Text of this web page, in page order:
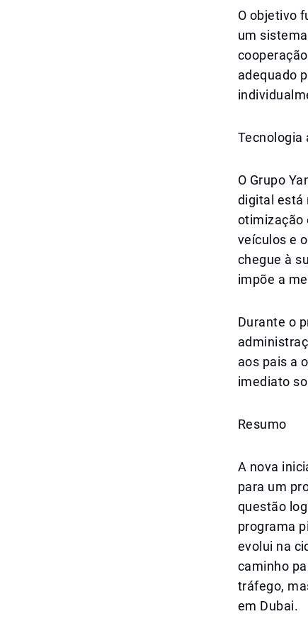
O objetivo
um
adequado
Tecnologia
O Grupo
digital está
otimização
veículos e
chegue à
impõe a
Durante o
aos pais a
imediato
Resumo
A nova
para um
questão
programa
evolui na
caminho
tráfego,
em Dubai.